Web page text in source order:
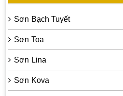
Sơn Bạch Tuyết
Sơn Toa
Sơn Lina
Sơn Kova